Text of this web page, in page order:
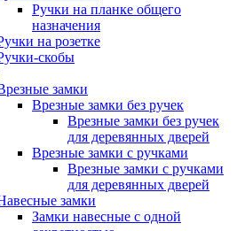
Ручки на планке общего
назначения
на розетке
скобы
замки
Врезные замки без ручек
Врезные замки без ручек
для деревянных дверей
Врезные замки с ручками
Врезные замки с ручками
для деревянных дверей
замки
Замки навесные с одной